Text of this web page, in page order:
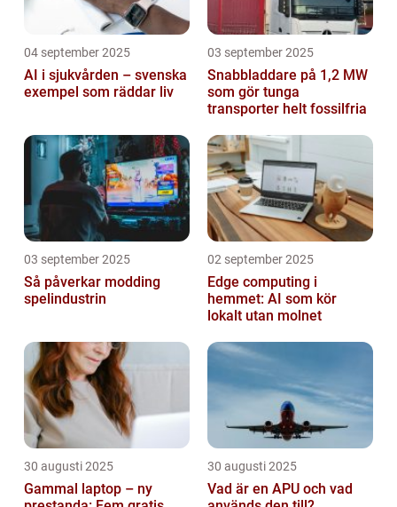
04 september 2025
AI i sjukvården – svenska
exempel som räddar liv
03 september 2025
Snabbladdare på 1,2 MW
som gör tunga
transporter helt fossilfria
03 september 2025
Så påverkar modding
spelindustrin
02 september 2025
Edge computing i
hemmet: AI som kör
lokalt utan molnet
30 augusti 2025
Gammal laptop – ny
30 augusti 2025
Vad är en APU och vad